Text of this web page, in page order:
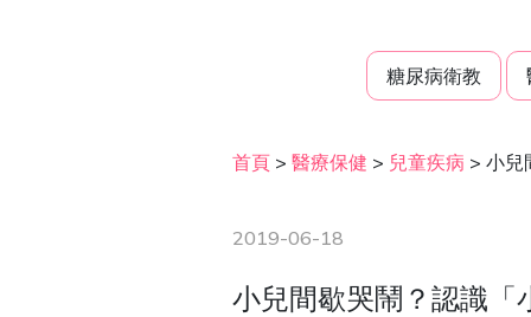
糖尿病衛教
首頁 >醫療保健 > 兒童疾病 >小兒
2019-06-18
小兒間歇哭鬧？認識「